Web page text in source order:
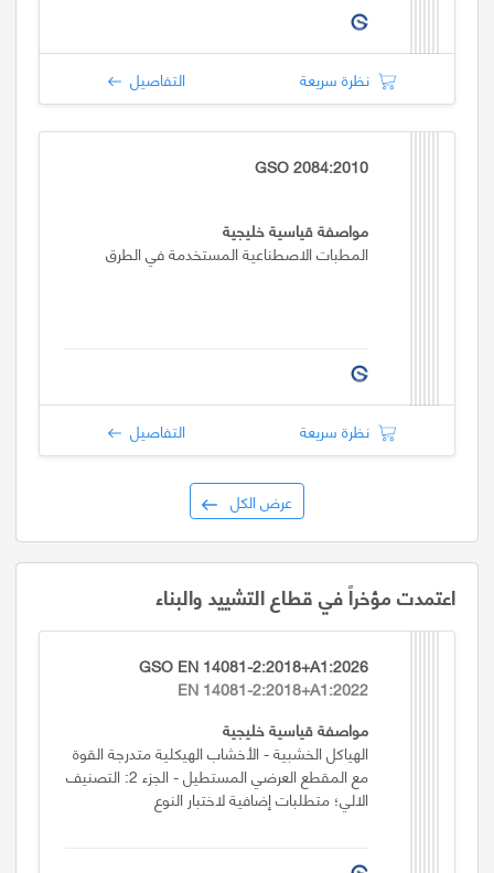
نظرة سريعة التفاصيل
GSO 2084:2010
مواصفة قياسية خليجية
المطبات الاصطناعية المستخدمة في الطرق
نظرة سريعة التفاصيل
عرض الكل
اعتمدت مؤخراً في قطاع التشييد والبناء
GSO EN 14081-2:2018+A1:2026
EN 14081-2:2018+A1:2022
مواصفة قياسية خليجية
الهياكل الخشبية - الأخشاب الهيكلية متدرجة القوة
مع المقطع العرضي المستطيل - الجزء 2: التصنيف
الالي؛ متطلبات إضافية لاختبار النوع